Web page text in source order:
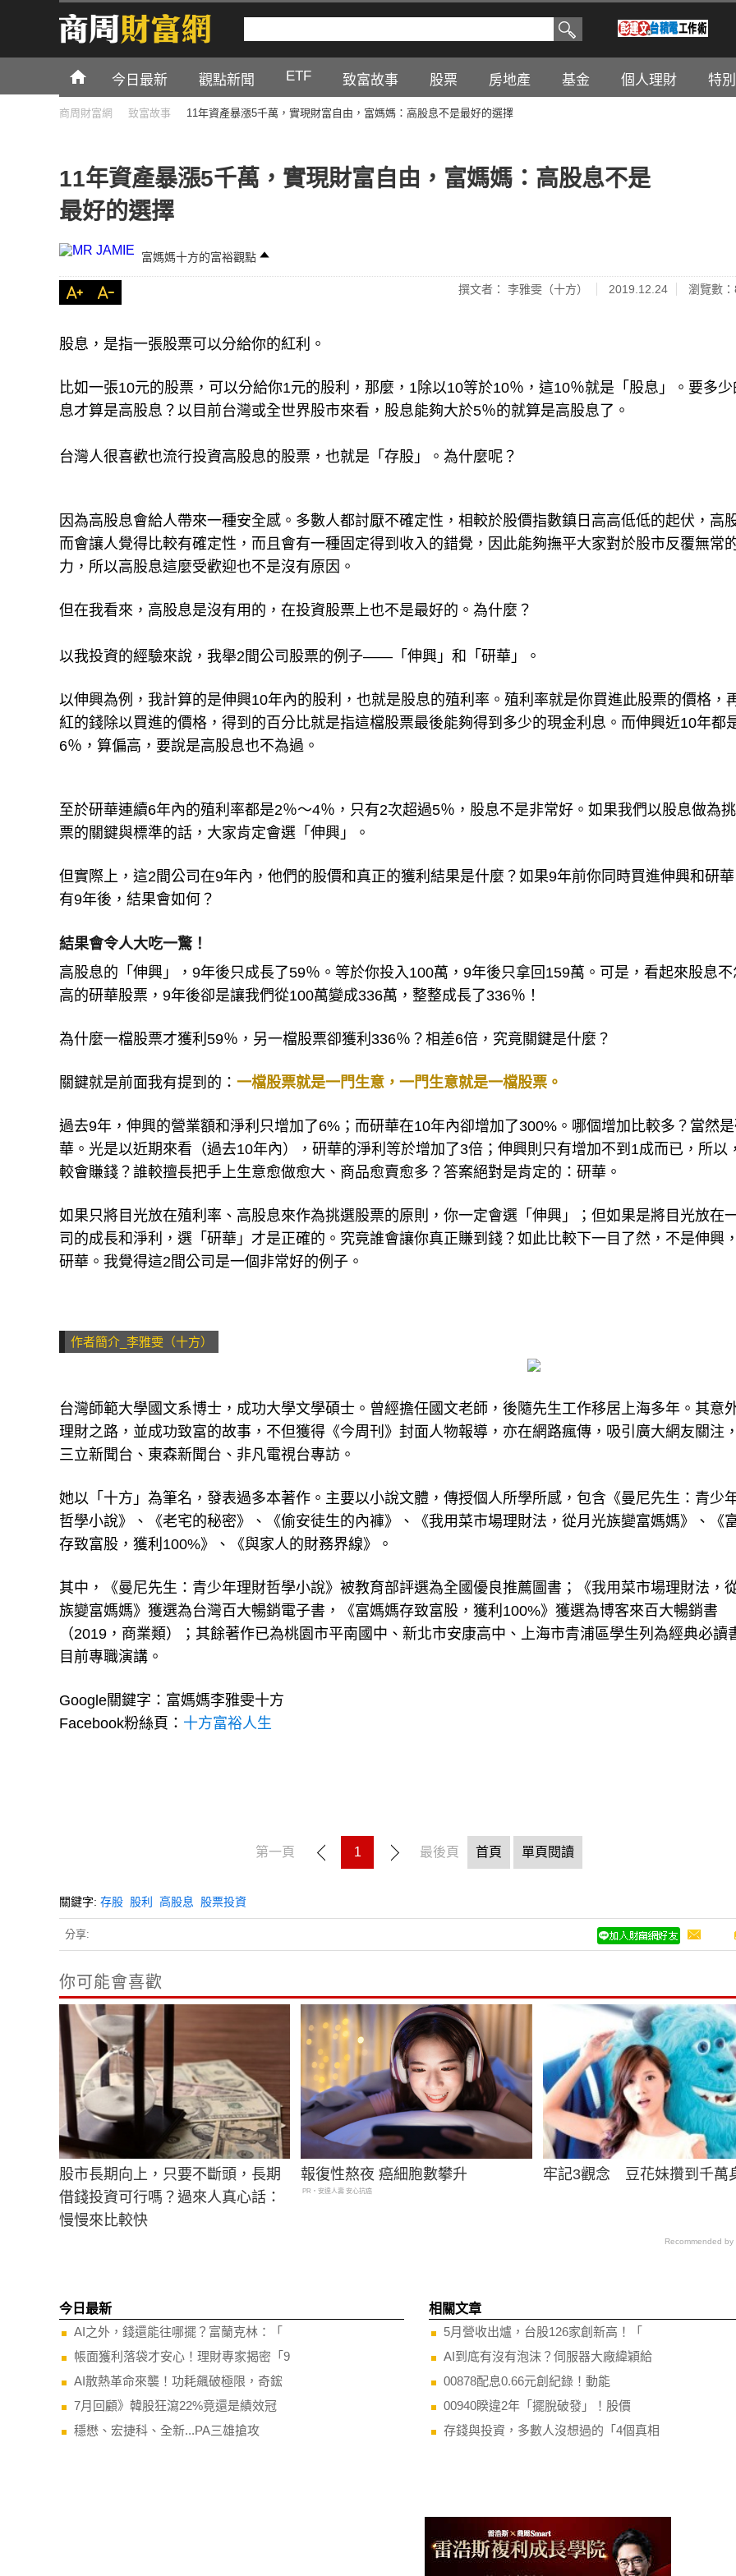
今日最新 觀點新聞 ETF 致富故事 股票 房地產 基金 個人理財 特
商周財富網 致富故事 11年資產暴漲5千萬，實現財富自由，富媽媽：高股息不是最好的選擇
11年資產暴漲5千萬，實現財富自由，富媽媽：高股息不是
最好的選擇
富媽媽十方的富裕觀點
撰文者： 李雅雯（十方） 2019.12.24 瀏覽數
股息，是指一張股票可以分給你的紅利。
比如一張10元的股票，可以分給你1元的股利，那麼，1除以10等於10％，這10％就是「股息」。要多少
息才算是高股息？以目前台灣或全世界股市來看，股息能夠大於5％的就算是高股息了。
台灣人很喜歡也流行投資高股息的股票，也就是「存股」。為什麼呢？
因為高股息會給人帶來一種安全感。多數人都討厭不確定性，相較於股價指數鎮日高高低低的起伏，高
而會讓人覺得比較有確定性，而且會有一種固定得到收入的錯覺，因此能夠撫平大家對於股市反覆無常
力，所以高股息這麼受歡迎也不是沒有原因。
但在我看來，高股息是沒有用的，在投資股票上也不是最好的。為什麼？
以我投資的經驗來說，我舉2間公司股票的例子——「伸興」和「研華」。
以伸興為例，我計算的是伸興10年內的股利，也就是股息的殖利率。殖利率就是你買進此股票的價格，
紅的錢除以買進的價格，得到的百分比就是指這檔股票最後能夠得到多少的現金利息。而伸興近10年都
6％，算偏高，要說是高股息也不為過。
至於研華連續6年內的殖利率都是2％～4％，只有2次超過5％，股息不是非常好。如果我們以股息做為
票的關鍵與標準的話，大家肯定會選「伸興」。
但實際上，這2間公司在9年內，他們的股價和真正的獲利結果是什麼？如果9年前你同時買進伸興和研
有9年後，結果會如何？
結果會令人大吃一驚！
高股息的「伸興」，9年後只成長了59％。等於你投入100萬，9年後只拿回159萬。可是，看起來股息不
高的研華股票，9年後卻是讓我們從100萬變成336萬，整整成長了336％！
為什麼一檔股票才獲利59％，另一檔股票卻獲利336％？相差6倍，究竟關鍵是什麼？
關鍵就是前面我有提到的： 一檔股票就是一門生意，一門生意就是一檔股票。
過去9年，伸興的營業額和淨利只增加了6%；而研華在10年內卻增加了300%。哪個增加比較多？當然
華。光是以近期來看（過去10年內），研華的淨利等於增加了3倍；伸興則只有增加不到1成而已，所以
較會賺錢？誰較擅長把手上生意愈做愈大、商品愈賣愈多？答案絕對是肯定的：研華。
如果只將目光放在殖利率、高股息來作為挑選股票的原則，你一定會選「伸興」；但如果是將目光放在
司的成長和淨利，選「研華」才是正確的。究竟誰會讓你真正賺到錢？如此比較下一目了然，不是伸興
研華。我覺得這2間公司是一個非常好的例子。
作者簡介_李雅雯（十方）
台灣師範大學國文系博士，成功大學文學碩士。曾經擔任國文老師，後隨先生工作移居上海多年。其意
理財之路，並成功致富的故事，不但獲得《今周刊》封面人物報導，亦在網路瘋傳，吸引廣大網友關注
三立新聞台、東森新聞台、非凡電視台專訪。
她以「十方」為筆名，發表過多本著作。主要以小說文體，傳授個人所學所感，包含《曼尼先生：青少
哲學小說》、《老宅的秘密》、《偷安徒生的內褲》、《我用菜市場理財法，從月光族變富媽媽》、《
存致富股，獲利100%》、《與家人的財務界線》。
其中，《曼尼先生：青少年理財哲學小說》被教育部評選為全國優良推薦圖書；《我用菜市場理財法，
族變富媽媽》獲選為台灣百大暢銷電子書，《富媽媽存致富股，獲利100%》獲選為博客來百大暢銷書
（2019，商業類）；其餘著作已為桃園市平南國中、新北市安康高中、上海市青浦區學生列為經典必讀
目前專職演講。
Google關鍵字：富媽媽李雅雯十方
Facebook粉絲頁： 十方富裕人生
第一頁 1 最後頁 首頁 單頁閱讀
關鍵字: 存股 股利 高股息 股票投資
分享:
你可能會喜歡
股市長期向上，只要不斷頭，長期
借錢投資可行嗎？過來人真心話：
慢慢來比較快
報復性熬夜 癌細胞數攀升
PR・安達人壽 安心抗癌
牢記3觀念 豆花妹攢到千萬
Recommended by
今日最新
AI之外，錢還能往哪擺？富蘭克林：「
帳面獲利落袋才安心！理財專家揭密「9
AI散熱革命來襲！功耗飆破極限，奇鋐
7月回顧》韓股狂瀉22%竟還是績效冠
穩懋、宏捷科、全新...PA三雄搶攻
相關文章
5月營收出爐，台股126家創新高！「
AI到底有沒有泡沫？伺服器大廠緯穎給
00878配息0.66元創紀錄！動能
00940睽違2年「擺脫破發」！股價
存錢與投資，多數人沒想過的「4個真相